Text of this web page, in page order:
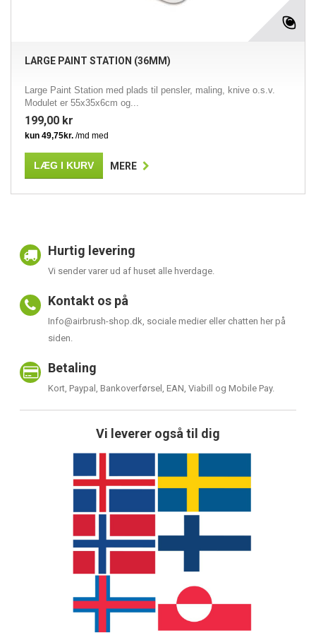
LARGE PAINT STATION (36MM)
Large Paint Station med plads til pensler, maling, knive o.s.v.
Modulet er 55x35x6cm og...
199,00 kr
LÆG I KURV MERE
Hurtig levering
Vi sender varer ud af huset alle hverdage.
Kontakt os på
Info@airbrush-shop.dk, sociale medier eller chatten her på
siden.
Betaling
Kort, Paypal, Bankoverførsel, EAN, Viabill og Mobile Pay.
Vi leverer også til dig